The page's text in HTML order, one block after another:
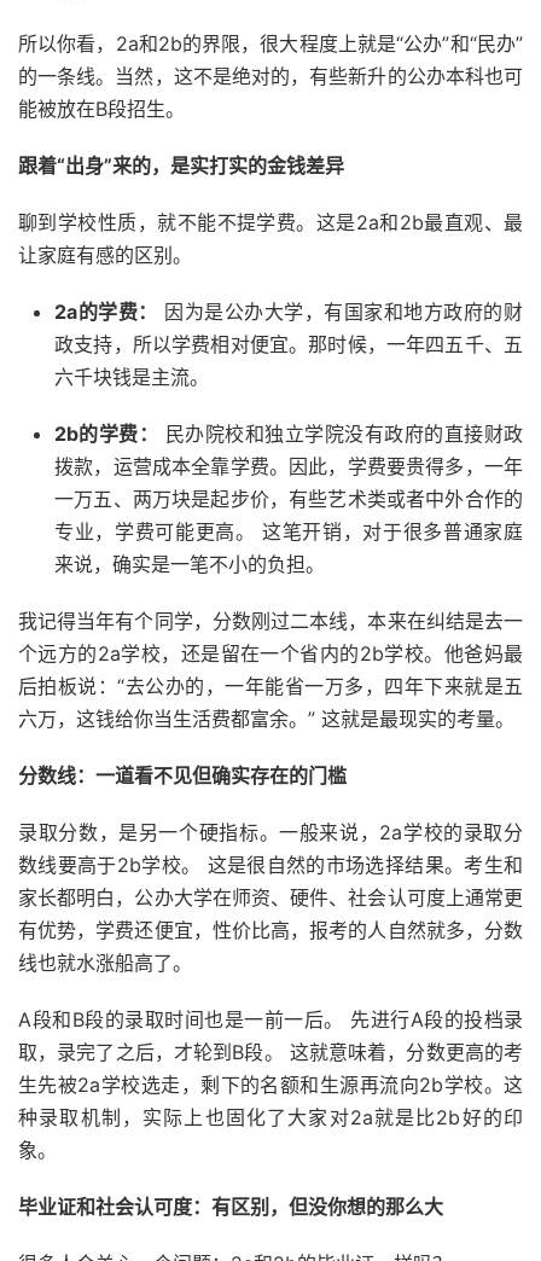
所以你看，2a和2b的界限，很大程度上就是“公办”和“民办”
的一条线。当然，这不是绝对的，有些新升的公办本科也可
能被放在B段招生。
跟着“出身”来的，是实打实的金钱差异
聊到学校性质，就不能不提学费。这是2a和2b最直观、最
让家庭有感的区别。
2a的学费：
因为是公办大学，有国家和地方政府的财
政支持，所以学费相对便宜。那时候，一年四五千、五
六千块钱是主流。
2b的学费：
民办院校和独立学院没有政府的直接财政
拨款，运营成本全靠学费。因此，学费要贵得多，一年
一万五、两万块是起步价，有些艺术类或者中外合作的
专业，学费可能更高。 这笔开销，对于很多普通家庭
来说，确实是一笔不小的负担。
我记得当年有个同学，分数刚过二本线，本来在纠结是去一
个远方的2a学校，还是留在一个省内的2b学校。他爸妈最
后拍板说：“去公办的，一年能省一万多，四年下来就是五
六万，这钱给你当生活费都富余。” 这就是最现实的考量。
分数线：一道看不见但确实存在的门槛
录取分数，是另一个硬指标。一般来说，2a学校的录取分
数线要高于2b学校。 这是很自然的市场选择结果。考生和
家长都明白，公办大学在师资、硬件、社会认可度上通常更
有优势，学费还便宜，性价比高，报考的人自然就多，分数
线也就水涨船高了。
A段和B段的录取时间也是一前一后。 先进行A段的投档录
取，录完了之后，才轮到B段。 这就意味着，分数更高的考
生先被2a学校选走，剩下的名额和生源再流向2b学校。这
种录取机制，实际上也固化了大家对2a就是比2b好的印
象。
毕业证和社会认可度：有区别，但没你想的那么大